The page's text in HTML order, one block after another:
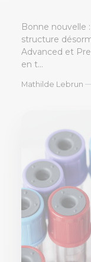
Bonne nouvelle
structure
Advanced et
en t...
Mathilde Lebrun